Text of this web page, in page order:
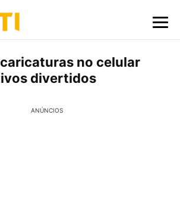
no celular
divertidos
ANÚNCIOS